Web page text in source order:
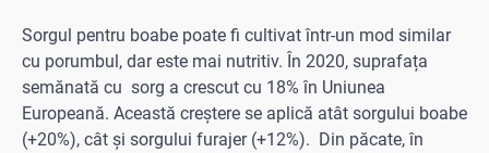
Sorgul pentru boabe poate fi cultivat într-un mod similar
cu porumbul, dar este mai nutritiv. În 2020, suprafața
semănată cu sorg a crescut cu 18% în Uniunea
Europeană. Această creștere se aplică atât sorgului boabe
(+20%), cât și sorgului furajer (+12%). Din păcate, în